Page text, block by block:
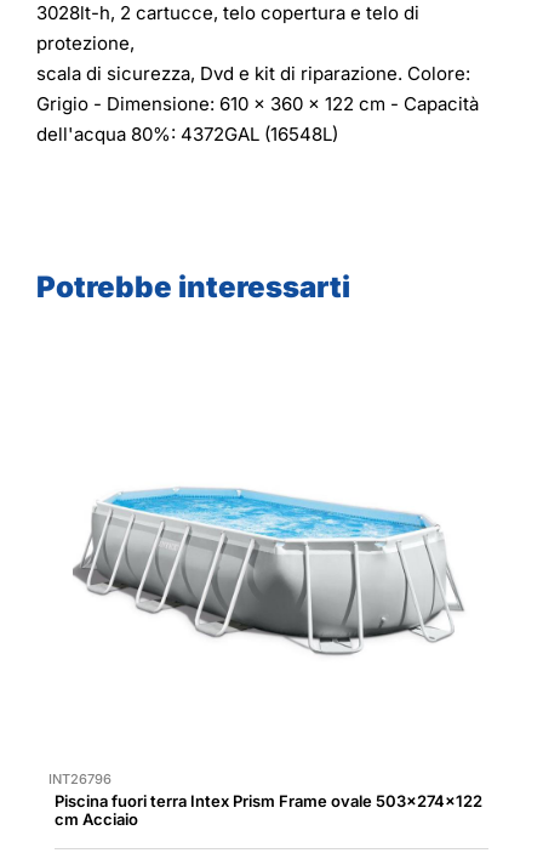
3028lt-h, 2 cartucce, telo copertura e telo di
protezione,
scala di sicurezza, Dvd e kit di riparazione. Colore:
Grigio - Dimensione: 610 x 360 x 122 cm - Capacità
dell'acqua 80%: 4372GAL (16548L)
Potrebbe interessarti
INT26796
Piscina fuori terra Intex Prism Frame ovale 503x274x122
cm Acciaio